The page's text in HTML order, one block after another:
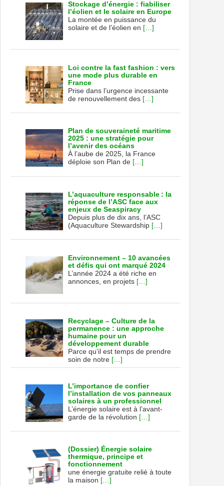
Stockage d’énergie : fiabiliser
l’éolien et le solaire en Europe
La montée en puissance du
solaire et de l’éolien en […]
Loi contre la fast fashion : vers
une mode plus durable en
France
Prise dans l’urgence incessante
de renouvellement des […]
Plan de souveraineté maritime
2025 : une stratégie pour
l’avenir des océans
À l’aube de 2025, la France
déploie son Plan de […]
L’aquaculture responsable : la
réponse de l’ASC face aux
enjeux de Seaspiracy
Depuis plus de dix ans, l’ASC
(Aquaculture Stewardship […]
Environnement – 10 avancées
et défis qui ont marqué 2024
L’année 2024 a été riche en
annonces, en projets […]
Recyclage – Culture de la
permanence : une approche
humaine pour un
développement durable
Parce qu’il est temps de prendre
soin de notre […]
L’importance de confier
l’installation de vos panneaux
solaires à un professionnel
L’énergie solaire est à l’avant-
garde de la révolution […]
(Dossier) Énergie solaire
thermique, principe et
fonctionnement
une énergie gratuite relié à toute
la maison […]